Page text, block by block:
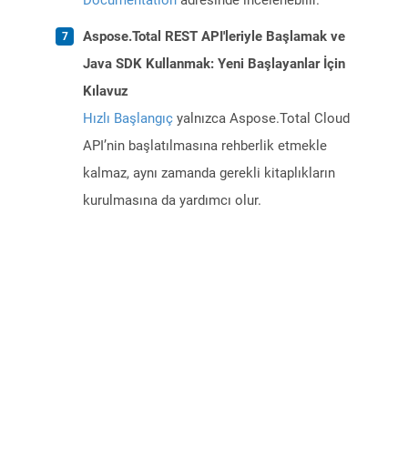
Aspose.Total REST API'leriyle Başlamak ve
Java SDK Kullanmak: Yeni Başlayanlar İçin
Kılavuz
Hızlı Başlangıç yalnızca Aspose.Total Cloud
API’nin başlatılmasına rehberlik etmekle
kalmaz, aynı zamanda gerekli kitaplıkların
kurulmasına da yardımcı olur.